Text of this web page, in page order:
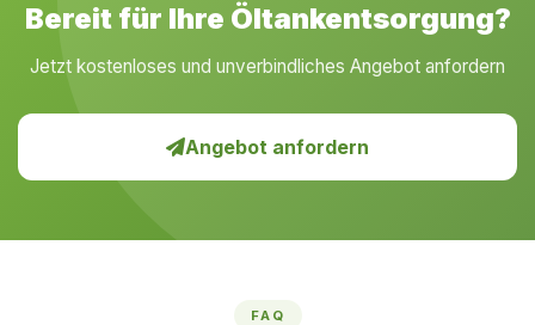
Bereit für Ihre Öltankentsorgung?
Jetzt kostenloses und unverbindliches Angebot anfordern
Angebot anfordern
FAQ